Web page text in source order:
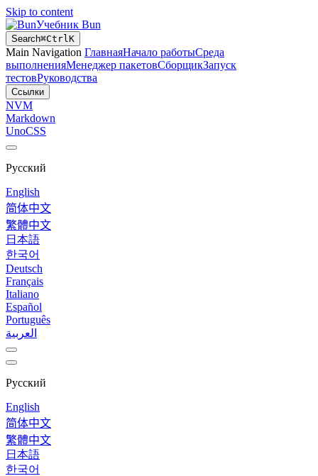
Skip to content
Учебник Bun
Search⌘CtrlK
Main Navigation ГлавнаяНачало работыСреда
выполненияМенеджер пакетовСборщикЗапуск
тестовРуководства
Ссылки
NVM
Markdown
UnoCSS
Русский
English
简体中文
繁體中文
日本語
한국어
Deutsch
Français
Italiano
Español
Português
العربية
Русский
English
简体中文
繁體中文
日本語
한국어